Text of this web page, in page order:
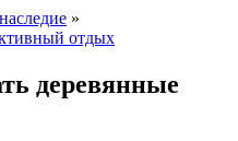
»
отдых
деревянные